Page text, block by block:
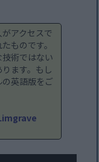
アクセスで
ものです。
術ではない
ます。もし
英語版をご